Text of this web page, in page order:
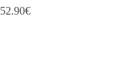
52.90€